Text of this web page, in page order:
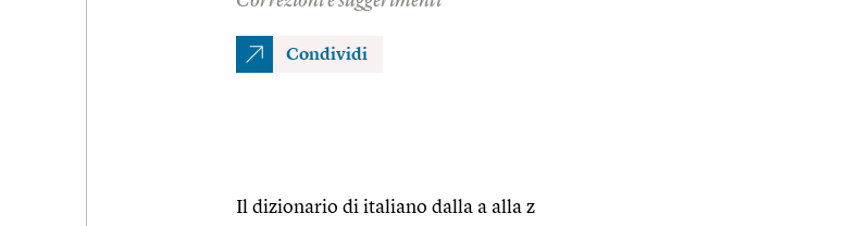
Condividi
Il dizionario di italiano dalla a alla z